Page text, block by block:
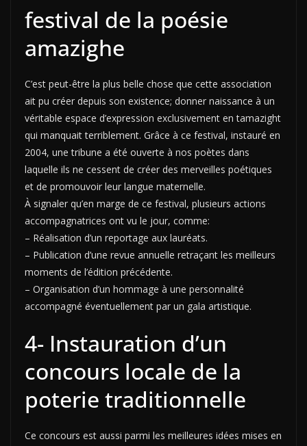
festival de la poésie
amazighe
C’est peut-être la plus belle chose que cette association
ait pu créer depuis son existence; donner naissance à un
véritable espace d’expression exclusivement en tamazight
qui manquait terriblement. Grâce à ce festival, instauré en
2004, une tribune a été ouverte à nos poètes dans
laquelle ils ne cessent de créer des merveilles poétiques
et de promouvoir leur langue maternelle.
À signaler qu’en marge de ce festival, plusieurs actions
accompagnatrices ont vu le jour, comme:
– Réalisation d’un reportage aux lauréats.
– Publication d’une revue annuelle retraçant les meilleurs
moments de l’édition précédente.
– Organisation d’un hommage à une personnalité
accompagné éventuellement par un gala artistique.
4- Instauration d’un
concours locale de la
poterie traditionnelle
Ce concours est aussi parmi les meilleures idées mises en